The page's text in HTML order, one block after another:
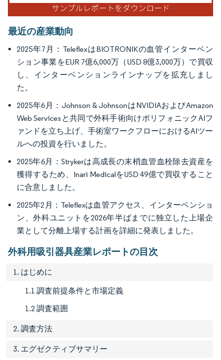
最近の産業動向
2025年7月：TeleflexはBIOTRONIKの血管インターベン
ション事業をEUR 7億6,000万（USD 8億3,000万）で買収
し、インターベンションラインナップを拡充しまし
た。
2025年6月：Johnson & JohnsonはNVIDIAおよびAmazon
Web Servicesと共同で外科手術向けポリフォニックAIフ
ァンドを立ち上げ、手術室ワークフローにおけるAIツー
ルへの投資を行いました。
2025年6月：Strykerは高成長の末梢血管血栓除去資産を
獲得するため、Inari MedicalをUSD 49億で買収すること
に合意しました。
2025年2月：Teleflexは血管アクセス、インターベンショ
ン、外科ユニットを2026年半ばまでに独立した上場企
業として分離上場する計画を詳細に発表しました。
外科用吸引器具産業レポートの目次
1. はじめに
1.1 調査前提条件と市場定義
1.2 調査範囲
2. 調査方法
3. エグゼクティブサマリー